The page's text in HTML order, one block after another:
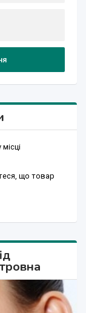
що товар